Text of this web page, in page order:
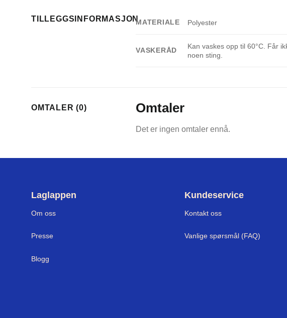
TILLEGGSINFORMASJONMATERIALE Polyester
VASKERÅD
Kan vaskes opp til 60°C. Får
noen sting.
OMTALER (0) Omtaler
Det er ingen omtaler ennå.
Laglappen
Om oss
Presse
Blogg
Kundeservice
Kontakt oss
Vanlige spørsmål (FAQ)